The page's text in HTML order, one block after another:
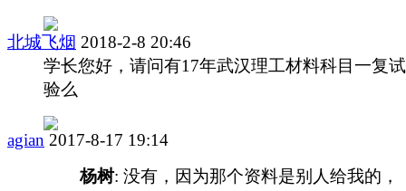
北城飞烟 2018-2-8 20:46
学长您好，请问有17年武汉理工材料科目一复
验么
agian 2017-8-17 19:14
杨树: 没有，因为那个资料是别人给我的，